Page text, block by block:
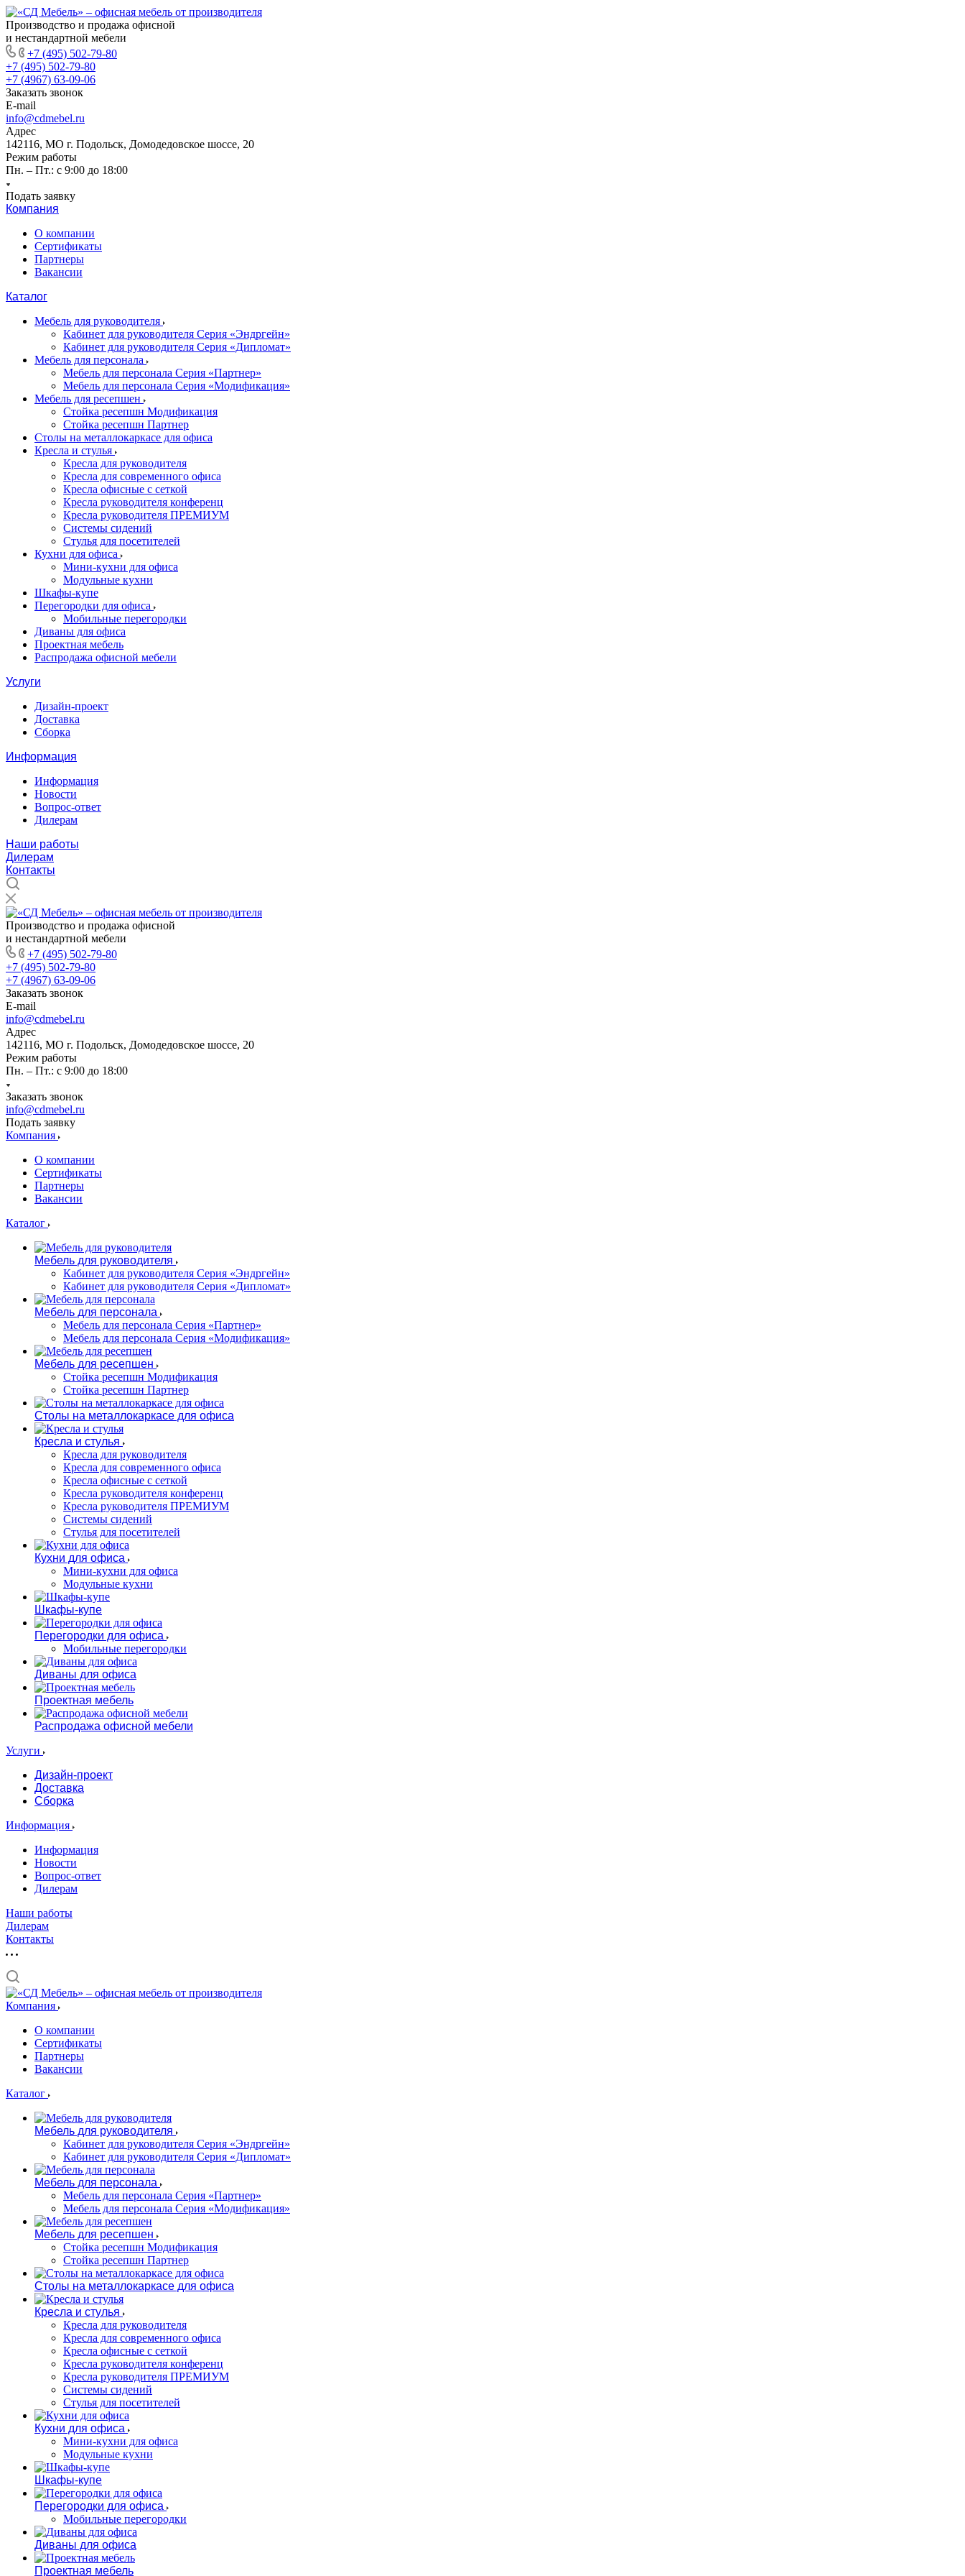
Производство и продажа офисной
и нестандартной мебели
+7 (495) 502-79-80
+7 (495) 502-79-80
+7 (4967) 63-09-06
Заказать звонок
E-mail
info@cdmebel.ru
Адрес
142116, МО г. Подольск, Домодедовское шоссе, 20
Режим работы
Пн. – Пт.: с 9:00 до 18:00
Подать заявку
Компания
О компании
Сертификаты
Партнеры
Вакансии
Каталог
Мебель для руководителя
Кабинет для руководителя Серия «Эндргейн»
Кабинет для руководителя Серия «Дипломат»
Мебель для персонала
Мебель для персонала Серия «Партнер»
Мебель для персонала Серия «Модификация»
Мебель для ресепшен
Стойка ресепшн Модификация
Стойка ресепшн Партнер
Столы на металлокаркасе для офиса
Кресла и стулья
Кресла для руководителя
Кресла для современного офиса
Кресла офисные с сеткой
Кресла руководителя конференц
Кресла руководителя ПРЕМИУМ
Системы сидений
Стулья для посетителей
Кухни для офиса
Мини-кухни для офиса
Модульные кухни
Шкафы-купе
Перегородки для офиса
Мобильные перегородки
Диваны для офиса
Проектная мебель
Распродажа офисной мебели
Услуги
Дизайн-проект
Доставка
Сборка
Информация
Информация
Новости
Вопрос-ответ
Дилерам
Наши работы
Дилерам
Контакты
Производство и продажа офисной
и нестандартной мебели
+7 (495) 502-79-80
+7 (495) 502-79-80
+7 (4967) 63-09-06
Заказать звонок
E-mail
info@cdmebel.ru
Адрес
142116, МО г. Подольск, Домодедовское шоссе, 20
Режим работы
Пн. – Пт.: с 9:00 до 18:00
Заказать звонок
info@cdmebel.ru
Подать заявку
Компания
О компании
Сертификаты
Партнеры
Вакансии
Каталог
Мебель для руководителя
Кабинет для руководителя Серия «Эндргейн»
Кабинет для руководителя Серия «Дипломат»
Мебель для персонала
Мебель для персонала Серия «Партнер»
Мебель для персонала Серия «Модификация»
Мебель для ресепшен
Стойка ресепшн Модификация
Стойка ресепшн Партнер
Столы на металлокаркасе для офиса
Кресла и стулья
Кресла для руководителя
Кресла для современного офиса
Кресла офисные с сеткой
Кресла руководителя конференц
Кресла руководителя ПРЕМИУМ
Системы сидений
Стулья для посетителей
Кухни для офиса
Мини-кухни для офиса
Модульные кухни
Шкафы-купе
Перегородки для офиса
Мобильные перегородки
Диваны для офиса
Проектная мебель
Распродажа офисной мебели
Услуги
Дизайн-проект
Доставка
Сборка
Информация
Информация
Новости
Вопрос-ответ
Дилерам
Наши работы
Дилерам
Контакты
Компания
О компании
Сертификаты
Партнеры
Вакансии
Каталог
Мебель для руководителя
Кабинет для руководителя Серия «Эндргейн»
Кабинет для руководителя Серия «Дипломат»
Мебель для персонала
Мебель для персонала Серия «Партнер»
Мебель для персонала Серия «Модификация»
Мебель для ресепшен
Стойка ресепшн Модификация
Стойка ресепшн Партнер
Столы на металлокаркасе для офиса
Кресла и стулья
Кресла для руководителя
Кресла для современного офиса
Кресла офисные с сеткой
Кресла руководителя конференц
Кресла руководителя ПРЕМИУМ
Системы сидений
Стулья для посетителей
Кухни для офиса
Мини-кухни для офиса
Модульные кухни
Шкафы-купе
Перегородки для офиса
Мобильные перегородки
Диваны для офиса
Проектная мебель